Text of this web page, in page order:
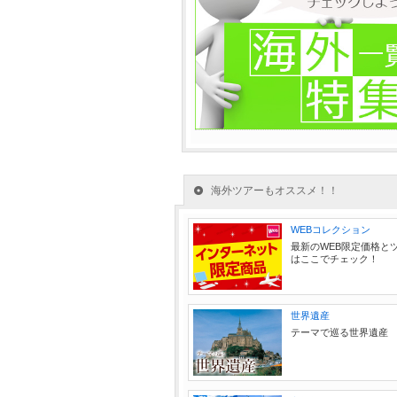
海外ツアーもオススメ！！
WEBコレクション
最新のWEB限定価格と
はここでチェック！
世界遺産
テーマで巡る世界遺産